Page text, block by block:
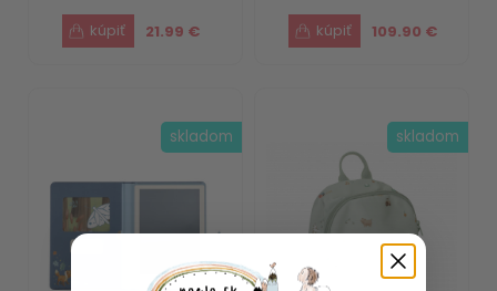
21.99 € 109.90 €
skladom skladom